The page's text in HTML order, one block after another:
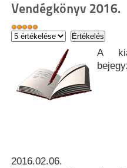
Vendégkönyv 2016.
A
2016.02.06.